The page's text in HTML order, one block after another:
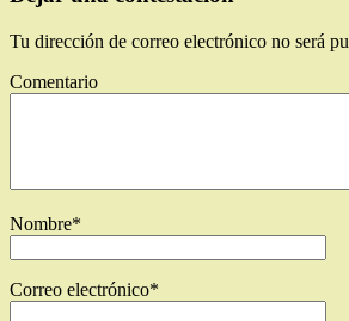
Tu dirección de correo electrónico no será
Comentario
Nombre*
Correo electrónico*